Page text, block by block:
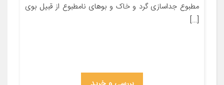
مطبوع جداسازی گرد و خاک و بوهای نامطبوع از قبیل بوی
[…]